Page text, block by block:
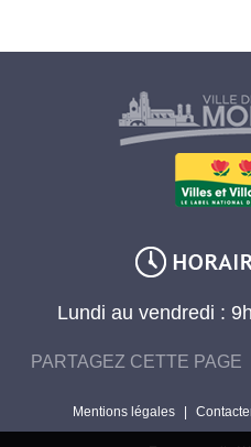
Lundi au vendredi :
PARTAGEZ CETTE PAGE
Mentions légales |